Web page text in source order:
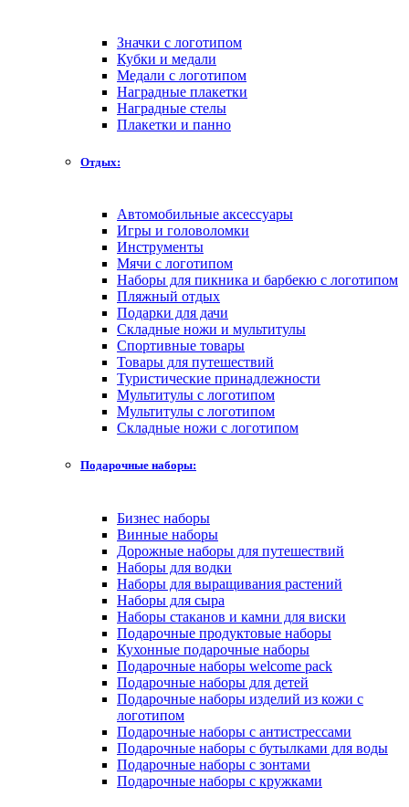
Значки с логотипом
Кубки и медали
Медали с логотипом
Наградные плакетки
Наградные стелы
Плакетки и панно
Отдых:
Автомобильные аксессуары
Игры и головоломки
Инструменты
Мячи с логотипом
Наборы для пикника и барбекю с логотипом
Пляжный отдых
Подарки для дачи
Складные ножи и мультитулы
Спортивные товары
Товары для путешествий
Туристические принадлежности
Мультитулы с логотипом
Мультитулы с логотипом
Складные ножи с логотипом
Подарочные наборы:
Бизнес наборы
Винные наборы
Дорожные наборы для путешествий
Наборы для водки
Наборы для выращивания растений
Наборы для сыра
Наборы стаканов и камни для виски
Подарочные продуктовые наборы
Кухонные подарочные наборы
Подарочные наборы welcome pack
Подарочные наборы для детей
Подарочные наборы изделий из кожи с
логотипом
Подарочные наборы с антистрессами
Подарочные наборы с бутылками для воды
Подарочные наборы с зонтами
Подарочные наборы с кружками